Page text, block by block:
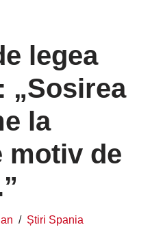
legea
„Sosirea
la
motiv de
Știri Spania